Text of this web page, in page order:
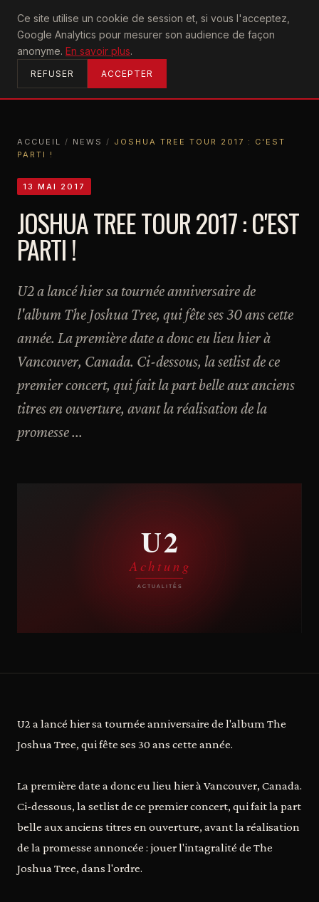
Ce site utilise un cookie de session et, si vous l'acceptez,
Google Analytics pour mesurer son audience de façon
anonyme. En savoir plus.
REFUSER ACCEPTER
U2achtung
ACCUEIL
ACCUEIL / NEWS / JOSHUA TREE TOUR 2017 : C'EST
PARTI !
13 MAI 2017
JOSHUA TREE TOUR 2017 : C'EST
PARTI !
U2 a lancé hier sa tournée anniversaire de
l'album The Joshua Tree, qui fête ses 30 ans cette
année. La première date a donc eu lieu hier à
Vancouver, Canada. Ci-dessous, la setlist de ce
premier concert, qui fait la part belle aux anciens
titres en ouverture, avant la réalisation de la
promesse ...
U2 a lancé hier sa tournée anniversaire de l'album The
Joshua Tree, qui fête ses 30 ans cette année.
La première date a donc eu lieu hier à Vancouver, Canada.
Ci-dessous, la setlist de ce premier concert, qui fait la part
belle aux anciens titres en ouverture, avant la réalisation
de la promesse annoncée : jouer l'intagralité de The
Joshua Tree, dans l'ordre.